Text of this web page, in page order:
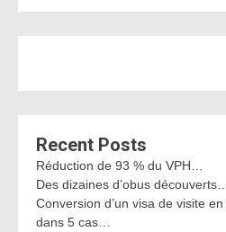
Recent Posts
Réduction de 93 % du VPH…
Des dizaines d’obus
Conversion d’un visa de visite
dans 5 cas…